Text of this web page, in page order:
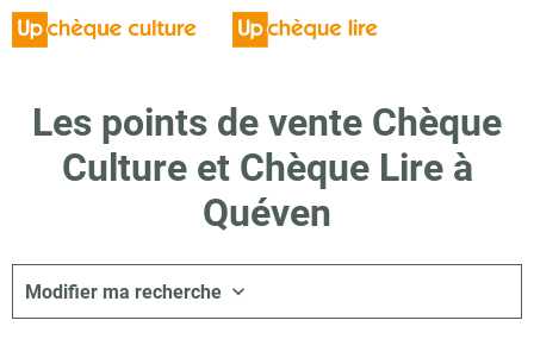
Les points de vente Chèque
Culture et Chèque Lire à
Quéven
Modifier ma recherche